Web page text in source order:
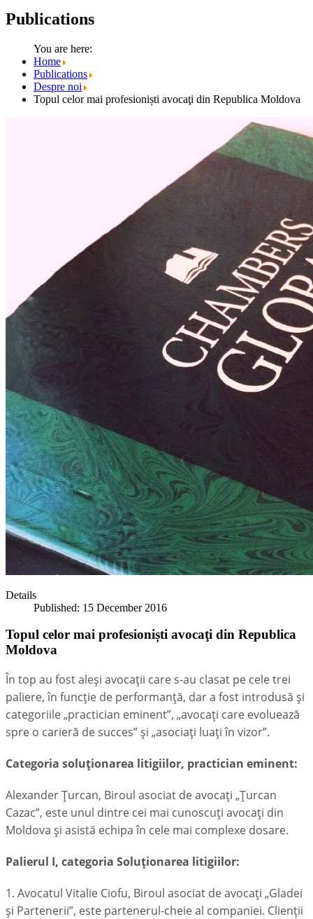
Publications
You are here:
Home
Publications
Despre noi
Topul celor mai profesioniști avocaţi din Republica Moldova
Details
Published: 15 December 2016
Topul celor mai profesioniști avocaţi din Republica
Moldova
În top au fost aleşi avocaţii care s-au clasat pe cele trei
paliere, în funcţie de performanţă, dar a fost introdusă şi
categoriile „practician eminent”, „avocaţi care evoluează
spre o carieră de succes” şi „asociaţi luaţi în vizor”.
Categoria soluţionarea litigiilor, practician eminent:
Alexander Ţurcan, Biroul asociat de avocaţi „Ţurcan
Cazac”, este unul dintre cei mai cunoscuți avocați din
Moldova și asistă echipa în cele mai complexe dosare.
Palierul I, categoria Soluţionarea litigiilor:
1. Avocatul Vitalie Ciofu, Biroul asociat de avocaţi „Gladei
și Partenerii”, este partenerul-cheie al companiei. Clienţii